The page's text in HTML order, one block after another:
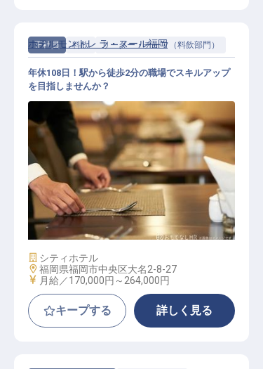
正社員 料飲 リーダー・チーフ（料飲部門）
料飲（マネージャー、キャプテン、
チーフクラス）
ホテルモントレ ラ・スール福岡
年休108日！駅から徒歩2分の職場でスキルアップ
を目指しませんか？
施設業態
シティホテル
勤務地
福岡県福岡市中央区大名2-8-27
給与
月給／170,000円～ 264,000円
キープする 詳しく見る